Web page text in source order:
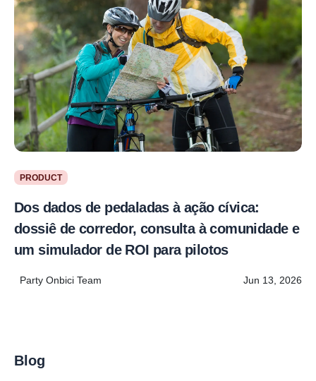
PRODUCT
Dos dados de pedaladas à ação cívica:
dossiê de corredor, consulta à comunidade e
um simulador de ROI para pilotos
Party Onbici Team Jun 13, 2026
Blog